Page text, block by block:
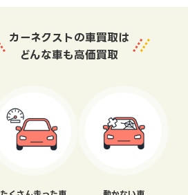
カーネクストの車買取は
どんな車も高価買取